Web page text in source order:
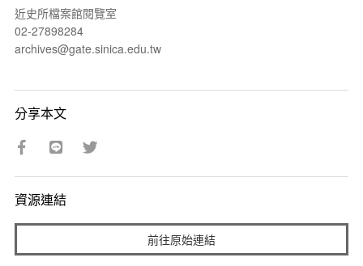
近史所檔案館閱覽室
02-27898284
archives@gate.sinica.edu.tw
分享本文
資源連結
前往原始連結